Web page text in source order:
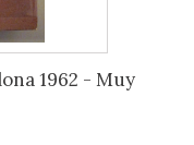
1962 - Muy